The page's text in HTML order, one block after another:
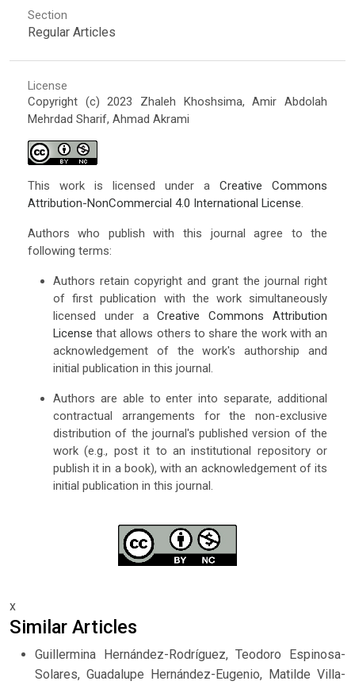
Section
Regular Articles
License
Copyright (c) 2023 Zhaleh Khoshsima, Amir Abdolah
Mehrdad Sharif, Ahmad Akrami
This work is licensed under aCreative Commons
Attribution-NonCommercial 4.0 International License.
Authors who publish with this journal agree to the
following terms:
Authors retain copyright and grant the journal right
of first publication with the work simultaneously
licensed under aCreative Commons Attribution
License that allows others to share the work with an
acknowledgement of the work's authorship and
initial publication in this journal.
Authors are able to enter into separate, additional
contractual arrangements for the non-exclusive
distribution of the journal's published version of the
work (e.g., post it to an institutional repository or
publish it in a book), with an acknowledgement of its
initial publication in this journal.
x
Similar Articles
Guillermina Hernández-Rodríguez, Teodoro Espinosa-
Solares, Guadalupe Hernández-Eugenio, Matilde Villa-